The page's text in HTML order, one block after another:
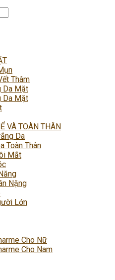
Thâm
Da Mặt
Da Mặt
VÀ TOÀN THÂN
Da
Toàn Thân
Mắt
Nặng
Lớn
Cho Nữ
Cho Nam